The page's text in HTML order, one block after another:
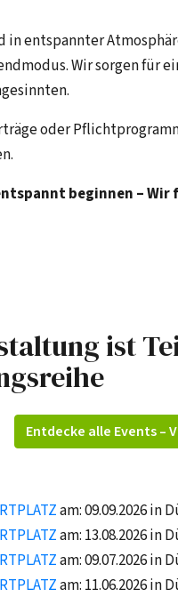
in entspannter
Wir sorgen für
oder
beginnen – Wir
ist
Entdecke alle Events –
am: 09.09.2026 in
am: 13.08.2026 in
am: 09.07.2026 in
am: 11.06.2026 in